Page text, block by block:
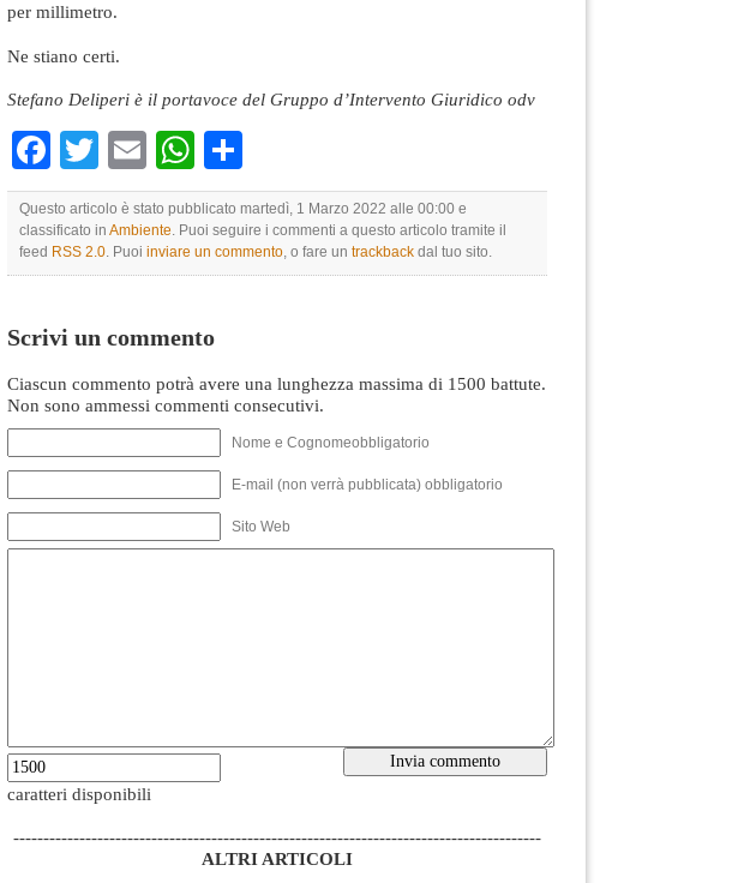
per millimetro.
Ne stiano certi.
Stefano Deliperi è il portavoce del Gruppo d’Intervento Giuridico odv
Facebook
TwitterEmailWhatsApp
Questo articolo è stato pubblicato martedì, 1 Marzo 2022 alle 00:00 e
classificato in Ambiente. Puoi seguire i commenti a questo articolo tramite il
feed RSS 2.0. Puoi inviare un commento, o fare un trackback dal tuo sito.
Scrivi un commento
Ciascun commento potrà avere una lunghezza massima di 1500 battute.
Non sono ammessi commenti consecutivi.
Nome e Cognomeobbligatorio
E-mail (non verrà pubblicata) obbligatorio
Sito Web
caratteri disponibili
----------------------------------------------------------------------------------------
ALTRI ARTICOLI